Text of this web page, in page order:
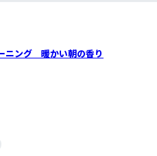
ニング 暖かい朝の香り